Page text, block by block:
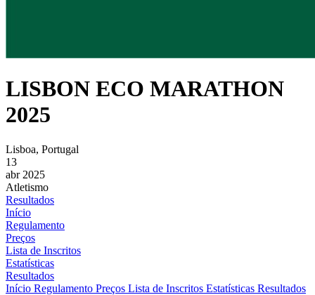
LISBON ECO MARATHON
2025
Lisboa, Portugal
13
abr 2025
Atletismo
Resultados
Início
Regulamento
Preços
Lista de Inscritos
Estatísticas
Resultados
Início Regulamento Preços Lista de Inscritos Estatísticas Resultados